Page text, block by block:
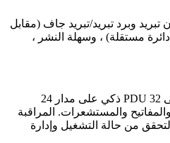
وبرد تبريد/تبريد جاف (مقابل
8 مبردات جافة/أبراج تبريد ، 16 دائرة مستقلة) ، وسهلة النشر ،
تحتوي الحاوية على 32 PDU ذكي على مدار 24
والمستشعرات. المراقبة
من حالة التشغيل وإدارة